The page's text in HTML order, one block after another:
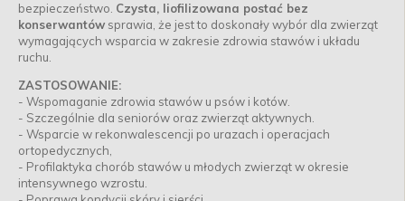
bezpieczeństwo. Czysta, liofilizowana postać bez
konserwantów sprawia, że jest to doskonały wybór dla zwierząt
wymagających wsparcia w zakresie zdrowia stawów i układu
ruchu.
ZASTOSOWANIE:
- Wspomaganie zdrowia stawów u psów i kotów.
- Szczególnie dla seniorów oraz zwierząt aktywnych.
- Wsparcie w rekonwalescencji po urazach i operacjach
ortopedycznych,
- Profilaktyka chorób stawów u młodych zwierząt w okresie
intensywnego wzrostu.